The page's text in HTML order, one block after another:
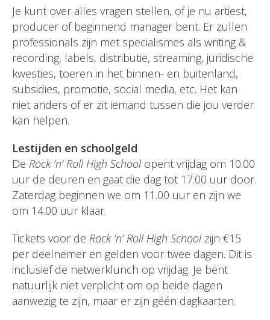
Je kunt over alles vragen stellen, of je nu artiest,
producer of beginnend manager bent. Er zullen
professionals zijn met specialismes als writing &
recording, labels, distributie, streaming, juridische
kwesties, toeren in het binnen- en buitenland,
subsidies, promotie, social media, etc. Het kan
niet anders of er zit iemand tussen die jou verder
kan helpen.
Lestijden en schoolgeld
De Rock ‘n’ Roll High Schoolopent vrijdag om 10.00
uur de deuren en gaat die dag tot 17.00 uur door.
Zaterdag beginnen we om 11.00 uur en zijn we
om 14.00 uur klaar.
Tickets voor de Rock ‘n’ Roll High Schoolzijn €15
per deelnemer en gelden voor twee dagen. Dit is
inclusief de netwerklunch op vrijdag. Je bent
natuurlijk niet verplicht om op beide dagen
aanwezig te zijn, maar er zijn géén dagkaarten.